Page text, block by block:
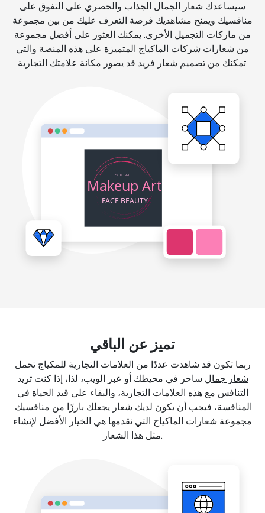
سيساعدك شعار الجمال الجذاب والحصري على التفوق على
منافسيك ويمنح مشاهديك فرصة التعرف عليك من بين مجموعة
من ماركات التجميل الأخرى. يمكنك العثور على أفضل مجموعة
من شعارات شركات الماكياج المتميزة على هذه المنصة والتي
تمكنك من تصميم شعار فريد قد يصور مكانة علامتك التجارية.
تميز عن الباقي
ربما تكون قد شاهدت عددًا من العلامات التجارية للمكياج تحمل
شعار جمال ساحر في محيطك أو عبر الويب، لذا، إذا كنت تريد
التنافس مع هذه العلامات التجارية، والبقاء على قيد الحياة في
المنافسة، فيجب أن يكون لديك شعار يجعلك بارزًا من منافسيك.
مجموعة شعارات الماكياج التي نقدمها هي الخيار الأفضل لإنشاء
مثل هذا الشعار.